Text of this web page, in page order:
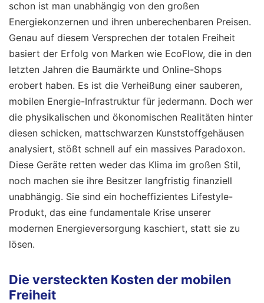
schon ist man unabhängig von den großen
Energiekonzernen und ihren unberechenbaren Preisen.
Genau auf diesem Versprechen der totalen Freiheit
basiert der Erfolg von Marken wie EcoFlow, die in den
letzten Jahren die Baumärkte und Online-Shops
erobert haben. Es ist die Verheißung einer sauberen,
mobilen Energie-Infrastruktur für jedermann. Doch wer
die physikalischen und ökonomischen Realitäten hinter
diesen schicken, mattschwarzen Kunststoffgehäusen
analysiert, stößt schnell auf ein massives Paradoxon.
Diese Geräte retten weder das Klima im großen Stil,
noch machen sie ihre Besitzer langfristig finanziell
unabhängig. Sie sind ein hocheffizientes Lifestyle-
Produkt, das eine fundamentale Krise unserer
modernen Energieversorgung kaschiert, statt sie zu
lösen.
Die versteckten Kosten der mobilen
Freiheit